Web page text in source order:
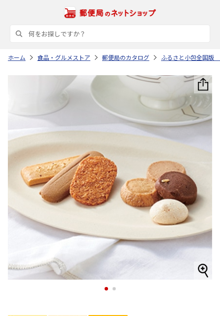
ホーム 食品・グルメストア 郵便局のカタログ ふるさと小包全国版
1 2